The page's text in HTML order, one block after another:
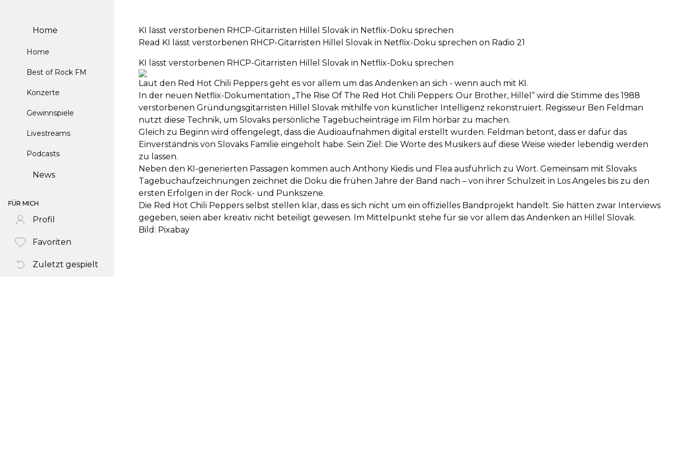
Home
Home
Best of Rock FM
Konzerte
Gewinnspiele
Livestreams
Podcasts
News
FÜR MICH
Profil
Favoriten
Zuletzt gespielt
KI lässt verstorbenen RHCP-Gitarristen Hillel Slovak in Netflix-Doku sprechen
Read KI lässt verstorbenen RHCP-Gitarristen Hillel Slovak in Netflix-Doku sprechen on Radio 21
KI lässt verstorbenen RHCP-Gitarristen Hillel Slovak in Netflix-Doku sprechen
Laut den Red Hot Chili Peppers geht es vor allem um das Andenken an sich - wenn auch mit KI.
In der neuen Netflix-Dokumentation „The Rise Of The Red Hot Chili Peppers: Our Brother, Hillel“ wird die Stimme des 1988
verstorbenen Gründungsgitarristen Hillel Slovak mithilfe von künstlicher Intelligenz rekonstruiert. Regisseur Ben Feldman
nutzt diese Technik, um Slovaks persönliche Tagebucheinträge im Film hörbar zu machen.
Gleich zu Beginn wird offengelegt, dass die Audioaufnahmen digital erstellt wurden. Feldman betont, dass er dafür das
Einverständnis von Slovaks Familie eingeholt habe. Sein Ziel: Die Worte des Musikers auf diese Weise wieder lebendig werden
zu lassen.
Neben den KI-generierten Passagen kommen auch Anthony Kiedis und Flea ausführlich zu Wort. Gemeinsam mit Slovaks
Tagebuchaufzeichnungen zeichnet die Doku die frühen Jahre der Band nach – von ihrer Schulzeit in Los Angeles bis zu den
ersten Erfolgen in der Rock- und Punkszene.
Die Red Hot Chili Peppers selbst stellen klar, dass es sich nicht um ein offizielles Bandprojekt handelt. Sie hätten zwar Interviews
gegeben, seien aber kreativ nicht beteiligt gewesen. Im Mittelpunkt stehe für sie vor allem das Andenken an Hillel Slovak.
Bild: Pixabay